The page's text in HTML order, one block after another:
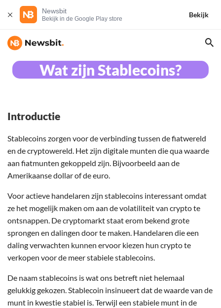
Newsbit
Bekijk in de Google Play store
Bekijk
Wat zijn Stablecoins?
Introductie
Stablecoins zorgen voor de verbinding tussen de fiatwereld
en de cryptowereld. Het zijn digitale munten die qua waarde
aan fiatmunten gekoppeld zijn. Bijvoorbeeld aan de
Amerikaanse dollar of de euro.
Voor actieve handelaren zijn stablecoins interessant omdat
ze het mogelijk maken om aan de volatiliteit van crypto te
ontsnappen. De cryptomarkt staat erom bekend grote
sprongen en dalingen door te maken. Handelaren die een
daling verwachten kunnen ervoor kiezen hun crypto te
verkopen voor de meer stabiele stablecoins.
De naam stablecoins is wat ons betreft niet helemaal
gelukkig gekozen. Stablecoin insinueert dat de waarde van de
munt in kwestie stabiel is. Terwijl een stabiele munt in de